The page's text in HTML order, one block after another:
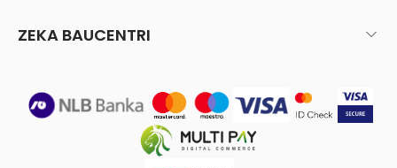
ZEKA BAUCENTRI